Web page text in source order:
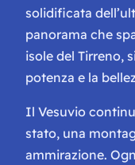
solidificata
panorama che
isole del Tirreno,
potenza e la
Il Vesuvio
stato, una
ammirazione.